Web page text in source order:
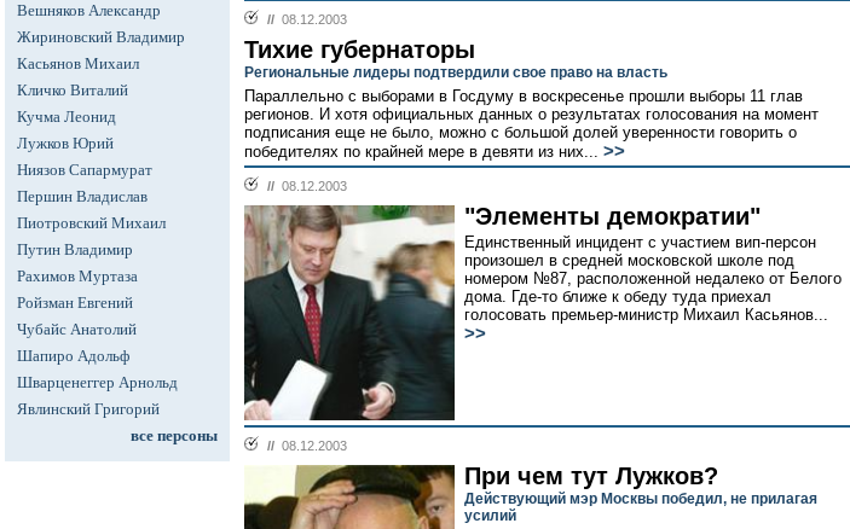
Вешняков Александр
Жириновский Владимир
Касьянов Михаил
Кличко Виталий
Кучма Леонид
Лужков Юрий
Ниязов Сапармурат
Першин Владислав
Пиотровский Михаил
Путин Владимир
Рахимов Муртаза
Ройзман Евгений
Чубайс Анатолий
Шапиро Адольф
Шварценеггер Арнольд
Явлинский Григорий
все персоны
// 08.12.2003
Тихие губернаторы
Региональные лидеры подтвердили свое право на власть
Параллельно с выборами в Госдуму в воскресенье прошли выборы 11 глав
регионов. И хотя официальных данных о результатах голосования на момент
подписания еще не было, можно с большой долей уверенности говорить о
победителях по крайней мере в девяти из них... >>
// 08.12.2003
"Элементы демократии"
Единственный инцидент с участием вип-персон
произошел в средней московской школе под
номером №87, расположенной недалеко от Белого
дома. Где-то ближе к обеду туда приехал
голосовать премьер-министр Михаил Касьянов...
>>
// 08.12.2003
При чем тут Лужков?
Действующий мэр Москвы победил, не прилагая
усилий